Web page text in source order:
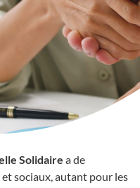
Solidaire a de
sociaux, autant pour les